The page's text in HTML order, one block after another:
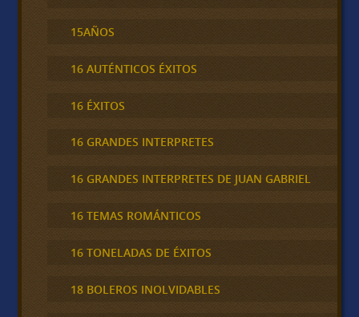
15AÑOS
16 AUTÉNTICOS ÉXITOS
16 ÉXITOS
16 GRANDES INTERPRETES
16 GRANDES INTERPRETES DE JUAN GABRIEL
16 TEMAS ROMÁNTICOS
16 TONELADAS DE ÉXITOS
18 BOLEROS INOLVIDABLES